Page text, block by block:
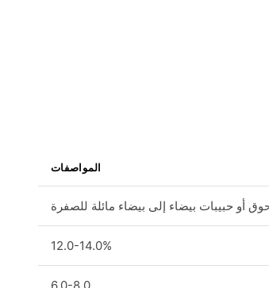
المواصفات
أو حبيبات بيضاء إلى بيضاء مائلة للصفرة
12.0-14.0%